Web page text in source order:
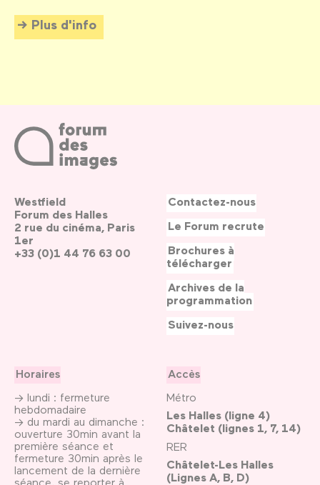
Plus d'info
Westfield
Forum des Halles
2 rue du cinéma, Paris
1er
+33 (0)1 44 76 63 00
Horaires
→ lundi : fermeture
hebdomadaire
→ du mardi au dimanche :
ouverture 30min avant la
première séance et
fermeture 30min après le
lancement de la dernière
séance, se reporter à
Accès
Métro
Les Halles (ligne 4)
Châtelet (lignes 1, 7, 14)
RER
Châtelet-Les Halles
(Lignes A, B, D)
Contactez-nous
Le Forum recrute
Brochures à
télécharger
Archives de la
programmation
Suivez-nous